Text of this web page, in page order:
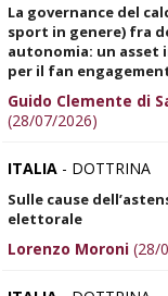
La governance del
sport in genere) fra
autonomia: un asset
per il fan
Guido Clemente di
(28/07/2026)
ITALIA - DOTTRINA
Sulle cause
elettorale
Lorenzo Moroni (28/